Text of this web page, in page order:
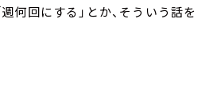
週何回にする」とか、そういう話を